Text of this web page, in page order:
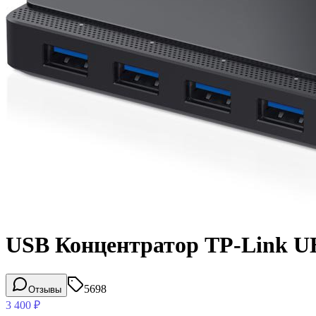
USB Концентратор TP-Link
Отзывы
5698
3 400 ₽